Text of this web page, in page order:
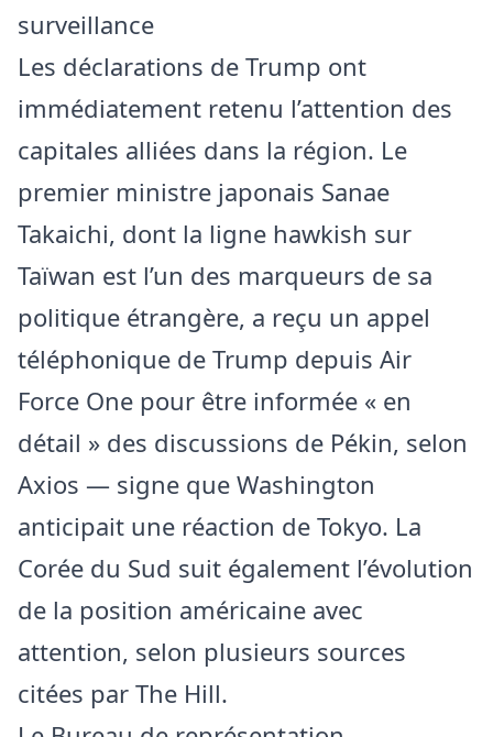
surveillance
Les déclarations de Trump ont
immédiatement retenu l’attention des
capitales alliées dans la région. Le
premier ministre japonais Sanae
Takaichi, dont la ligne hawkish sur
Taïwan est l’un des marqueurs de sa
politique étrangère, a reçu un appel
téléphonique de Trump depuis Air
Force One pour être informée « en
détail » des discussions de Pékin, selon
Axios — signe que Washington
anticipait une réaction de Tokyo. La
Corée du Sud suit également l’évolution
de la position américaine avec
attention, selon plusieurs sources
citées par The Hill.